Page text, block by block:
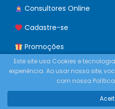
Consultores Online
Cadastre-se
Promoções
Contato
Comprar Créditos
Este site usa Cookies e
experiência. Ao usar nosso site,
com nossa